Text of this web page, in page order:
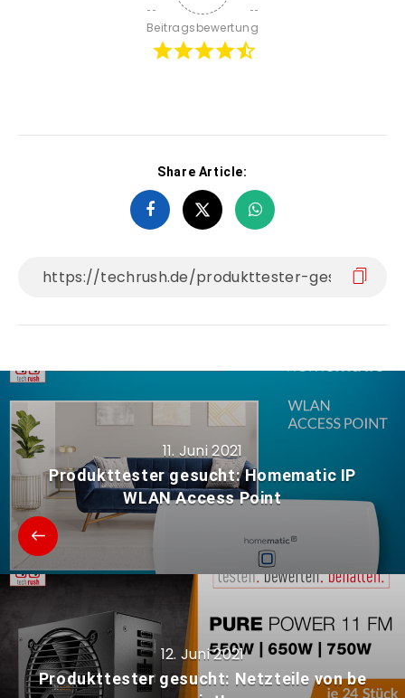
Beitragsbewertung
Share Article:
11. Juni 2021
Produkttester gesucht: Homematic IP
WLAN Access Point
12. Juni 2021
Produkttester gesucht: Netzteile von be